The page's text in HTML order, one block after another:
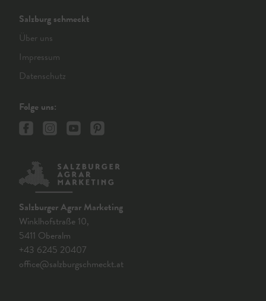
Salzburg schmeckt
Über uns
Impressum
Datenschutz
Folge uns:
Salzburger Agrar Marketing
Winklhofstraße 10,
5411 Oberalm
+43 6245 20407
office@salzburgschmeckt.at